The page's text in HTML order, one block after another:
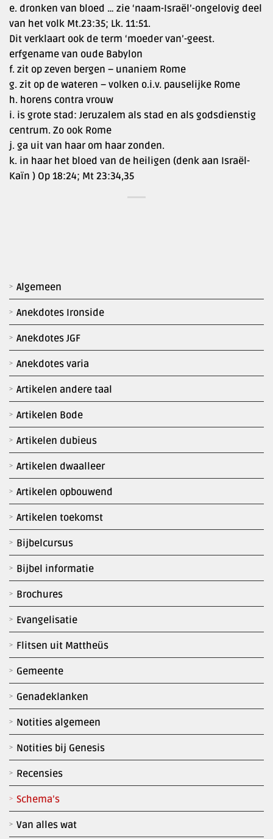
Algemeen
Anekdotes Ironside
Anekdotes JGF
Anekdotes varia
Artikelen andere taal
Artikelen Bode
Artikelen dubieus
Artikelen dwaalleer
Artikelen opbouwend
Artikelen toekomst
Bijbelcursus
Bijbel informatie
Brochures
Evangelisatie
Flitsen uit Mattheüs
Gemeente
Genadeklanken
Notities algemeen
Notities bij Genesis
Recensies
Schema’s
Van alles wat
e. dronken van bloed … zie ‘naam-Israël’-ongelovig deel
van het volk Mt.23:35; Lk. 11:51.
Dit verklaart ook de term ‘moeder van’-geest.
erfgename van oude Babylon
f. zit op zeven bergen – unaniem Rome
g. zit op de wateren – volken o.i.v. pauselijke Rome
h. horens contra vrouw
i. is grote stad: Jeruzalem als stad en als godsdienstig
centrum. Zo ook Rome
j. ga uit van haar om haar zonden.
k. in haar het bloed van de heiligen (denk aan Israël-
Kaïn ) Op 18:24; Mt 23:34,35